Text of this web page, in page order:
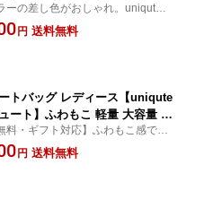
肩掛け 自立 通勤 通学 軽量 上
ル 大人 おしゃれ ベージュ 白
ーの差し色がおしゃれ。uniquteの
ルダーバッグ。通勤・ビジネスに
も活躍、Mサイズと大容量のLサイ
円 送料無料
トバッグ レディース【uniqute
ート】ふわもこ 軽量 大容量 舟
ト トートバッグ ボアバッグ 大人
ボア バッグ おしゃれ 通勤 通
料・ギフト対応】ふわもこ感で秋
む。大人かわいいボアトートバッ
冬コーデを上品にアップデート。
円 送料無料